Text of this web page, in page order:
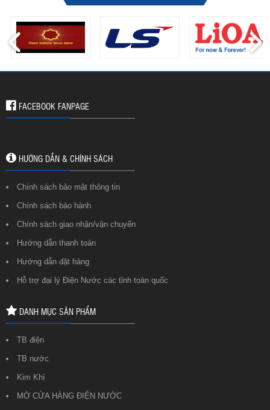
FACEBOOK FANPAGE
HƯỚNG DẪN & CHÍNH SÁCH
Chính sách bảo mật thông tin
Chính sách bảo hành
Chính sách giao nhận/vận chuyển
Hướng dẫn thanh toán
Hướng dẫn đặt hàng
Hỗ trợ đại lý Điện Nước các tỉnh toàn quốc
DANH MỤC SẢN PHẨM
TB điện
TB nước
Kim Khí
MỞ CỬA HÀNG ĐIỆN NƯỚC